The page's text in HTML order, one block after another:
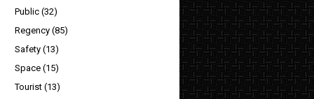
Public (32)
Regency (85)
Safety (13)
Space (15)
Tourist (13)